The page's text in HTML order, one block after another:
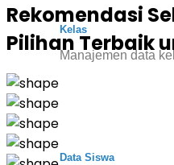
Kelas
Manajemen data
Data Siswa
Rekomendasi
Pilihan Terbaik